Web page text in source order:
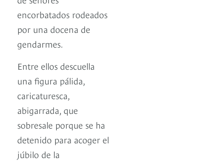
encorbatados rodeados
por una docena de
gendarmes.
Entre ellos descuella
una figura pálida,
caricaturesca,
abigarrada, que
sobresale porque se ha
detenido para acoger el
júbilo de la